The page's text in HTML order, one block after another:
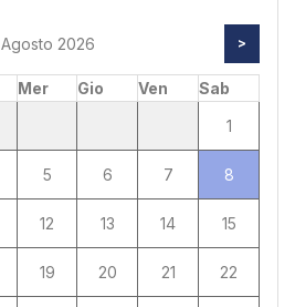
Agosto 2026 >
Mer Gio Ven
Sab
1
5 6 7 8
12 13 14 15
19 20 21 22